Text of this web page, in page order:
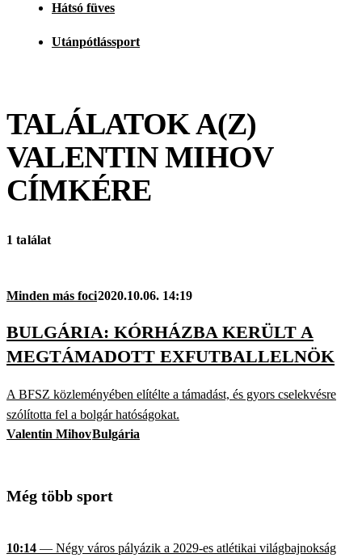
Hátsó füves
Utánpótlássport
TALÁLATOK A(Z)
VALENTIN MIHOV
CÍMKÉRE
1 találat
Minden más foci2020.10.06. 14:19
BULGÁRIA: KÓRHÁZBA KERÜLT A
MEGTÁMADOTT EXFUTBALLELNÖK
A BFSZ közleményében elítélte a támadást, és gyors cselekvésre
szólította fel a bolgár hatóságokat.
Valentin MihovBulgária
Még több sport
10:14 — Négy város pályázik a 2029-es atlétikai világbajnokság